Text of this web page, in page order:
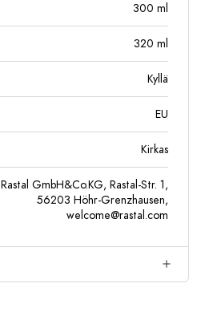
300 ml
320 ml
Kyllä
EU
Kirkas
Rastal GmbH&Co.KG, Rastal-Str. 1,
56203 Höhr-Grenzhausen,
welcome@rastal.com